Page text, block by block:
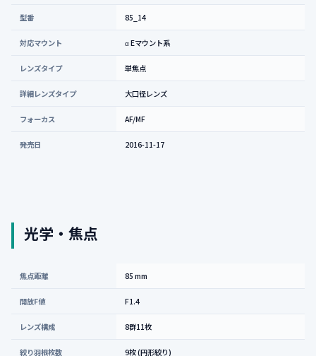
型番 85_14
対応マウント α Eマウント系
レンズタイプ 単焦点
詳細レンズタイプ 大口径レンズ
フォーカス AF/MF
発売日 2016-11-17
光学・焦点
焦点距離 85 mm
開放F値 F1.4
レンズ構成 8群11枚
絞り羽根枚数 9枚 (円形絞り)